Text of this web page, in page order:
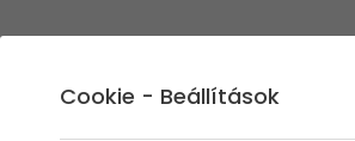
Cookie - Beállítások